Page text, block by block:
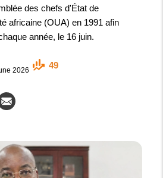
des chefs d'État de
africaine (OUA) en 1991 afin
année, le 16 juin.
2026
49